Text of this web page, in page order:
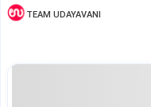
TEAM UDAYAVANI